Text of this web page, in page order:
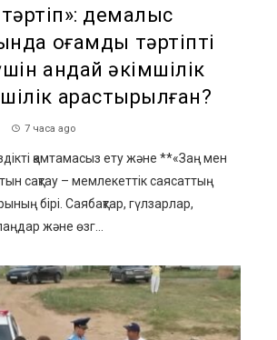
демалыс
қоғамдық тәртіпті
қандай әкімшілік
қарастырылған?
7 часа ago
қамтамасыз ету және **«Заң мен
сақтау – мемлекеттік саясаттың
бірі. Саябақтар, гүлзарлар,
және өзг...